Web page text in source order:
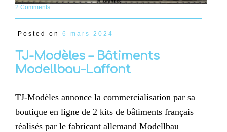
2 Comments
Posted on 6 mars 2024
TJ-Modèles – Bâtiments
Modellbau-Laffont
TJ-Modèles annonce la commercialisation par sa
boutique en ligne de 2 kits de bâtiments français
réalisés par le fabricant allemand Modellbau